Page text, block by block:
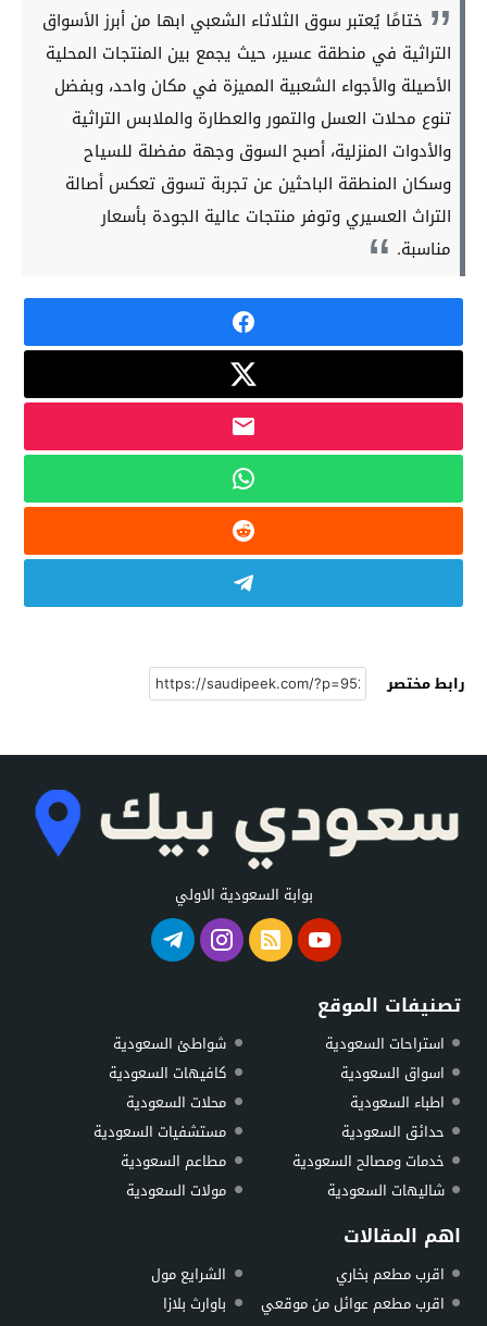
ختامًا يُعتبر سوق الثلاثاء الشعبي ابها من أبرز الأسواق
التراثية في منطقة عسير، حيث يجمع بين المنتجات المحلية
الأصيلة والأجواء الشعبية المميزة في مكان واحد، وبفضل
تنوع محلات العسل والتمور والعطارة والملابس التراثية
والأدوات المنزلية، أصبح السوق وجهة مفضلة للسياح
وسكان المنطقة الباحثين عن تجربة تسوق تعكس أصالة
التراث العسيري وتوفر منتجات عالية الجودة بأسعار
مناسبة.
رابط مختصر
بوابة السعودية الاولي
تصنيفات الموقع
استراحات السعودية
اسواق السعودية
اطباء السعودية
حدائق السعودية
خدمات ومصالح السعودية
شاليهات السعودية
شواطئ السعودية
كافيهات السعودية
محلات السعودية
مستشفيات السعودية
مطاعم السعودية
مولات السعودية
اهم المقالات
اقرب مطعم بخاري
اقرب مطعم عوائل من موقعي
الشرايع مول
باوارث بلازا